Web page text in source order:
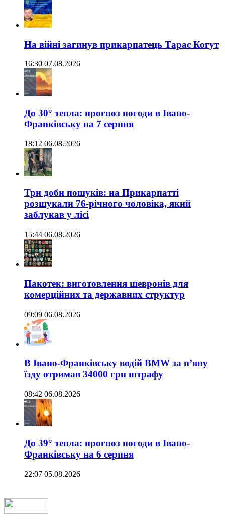
На війні загинув прикарпатець Тарас Когут
16:30 07.08.2026
До 30° тепла: прогноз погоди в Івано-
Франківську на 7 серпня
18:12 06.08.2026
Три доби пошуків: на Прикарпатті
розшукали 76-річного чоловіка, який
заблукав у лісі
15:44 06.08.2026
Пакотек: виготовлення шевронів для
комерційних та державних структур
09:09 06.08.2026
В Івано-Франківську водій BMW за п’яну
їзду отримав 34000 грн штрафу
08:42 06.08.2026
До 39° тепла: прогноз погоди в Івано-
Франківську на 6 серпня
22:07 05.08.2026